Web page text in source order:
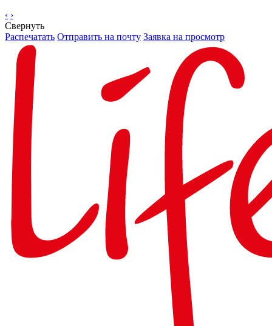
‹ ›
Свернуть
Распечатать Отправить на почту Заявка на просмотр